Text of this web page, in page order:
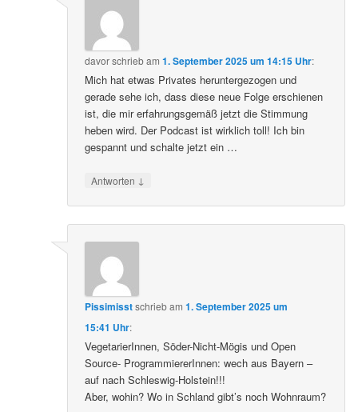
davorschriebam1. September 2025 um 14:15 Uhr:
Mich hat etwas Privates heruntergezogen und
gerade sehe ich, dass diese neue Folge erschienen
ist, die mir erfahrungsgemäß jetzt die Stimmung
heben wird. Der Podcast ist wirklich toll! Ich bin
gespannt und schalte jetzt ein …
Antworten ↓
Pissimisstschriebam1. September 2025 um
15:41 Uhr:
VegetarierInnen, Söder-Nicht-Mögis und Open
Source- ProgrammiererInnen: wech aus Bayern –
auf nach Schleswig-Holstein!!!
Aber, wohin? Wo in Schland gibt’s noch Wohnraum?